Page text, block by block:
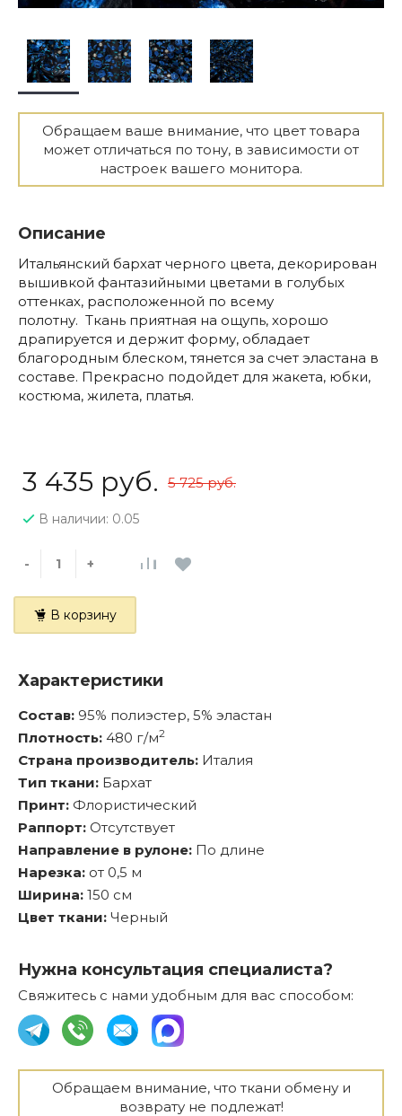
Обращаем ваше внимание, что цвет товара
может отличаться по тону, в зависимости от
настроек вашего монитора.
Описание
Итальянский бархат черного цвета, декорирован
вышивкой фантазийными цветами в голубых
оттенках, расположенной по всему
полотну. Ткань приятная на ощупь, хорошо
драпируется и держит форму, обладает
благородным блеском, тянется за счет эластана в
составе. Прекрасно подойдет для жакета, юбки,
костюма, жилета, платья.
3 435 руб. 5 725 руб.
В наличии: 0.05
- +
В корзину
Характеристики
Состав: 95% полиэстер, 5% эластан
Плотность: 480 г/м2
Страна производитель: Италия
Тип ткани: Бархат
Принт: Флористический
Раппорт: Отсутствует
Направление в рулоне: По длине
Нарезка: от 0,5 м
Ширина: 150 см
Цвет ткани: Черный
Нужна консультация специалиста?
Свяжитесь с нами удобным для вас способом:
Обращаем внимание, что ткани обмену и
возврату не подлежат!